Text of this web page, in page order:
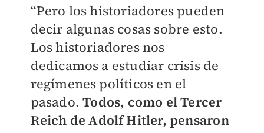
“Pero los historiadores pueden
decir algunas cosas sobre esto.
Los historiadores nos
dedicamos a estudiar crisis de
regímenes políticos en el
pasado.Todos, como el Tercer
Reich de Adolf Hitler, pensaron